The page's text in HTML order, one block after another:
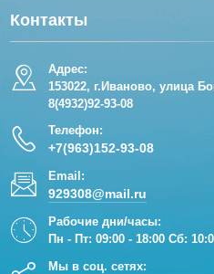
Контакты
Адрес:
153022, г.Иваново, улица
8(4932)92-93-08
Телефон:
+7(963)152-93-08
Email:
929308@mail.ru
Рабочие дни/часы:
Пн - Пт: 09:00 - 18:00 Сб:
Мы в соц. сетях: